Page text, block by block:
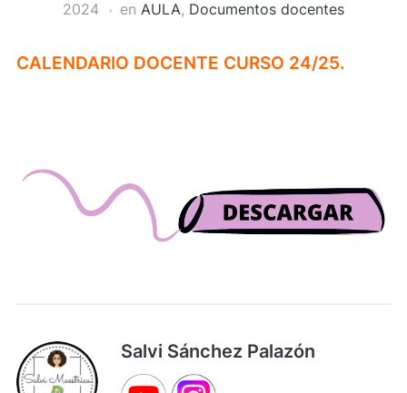
2024
en AULA, Documentos docentes
CALENDARIO DOCENTE CURSO 24/25.
Salvi Sánchez Palazón